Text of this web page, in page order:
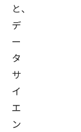
と、
デ
ー
タ
サ
イ
エ
ン